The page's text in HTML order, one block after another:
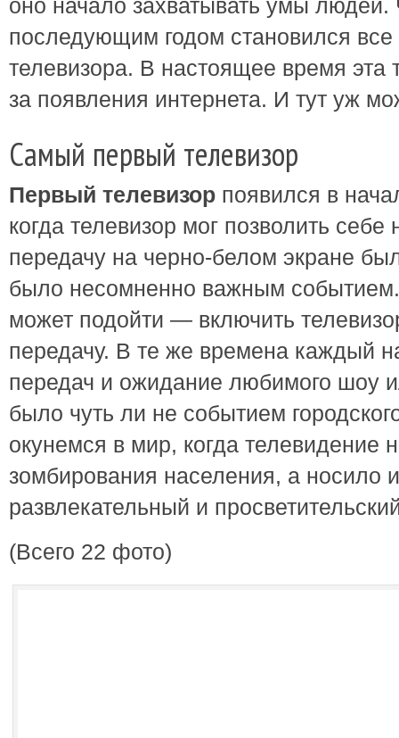
оно начало захватывать умы
последующим годом становился
телевизора. В настоящее время
за появления интернета. И тут уж
Самый первый телевизор
Первый телевизор появился в
когда телевизор мог позволить
передачу на черно-белом экране
было несомненно важным
может подойти — включить
передачу. В те же времена каждый
передач и ожидание любимого шоу
было чуть ли не событием
окунемся в мир, когда телевидение
зомбирования населения, а носило
развлекательный и
(Всего 22 фото)